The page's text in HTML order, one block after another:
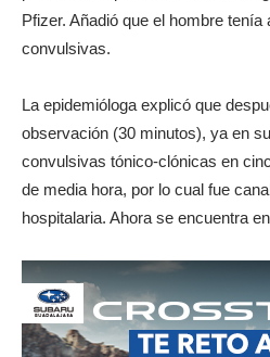
Pfizer. Añadió que el hombre
convulsivas.
La epidemióloga explicó que
observación (30 minutos), ya en
convulsivas tónico-clónicas en
de media hora, por lo cual fue
hospitalaria. Ahora se encuentra